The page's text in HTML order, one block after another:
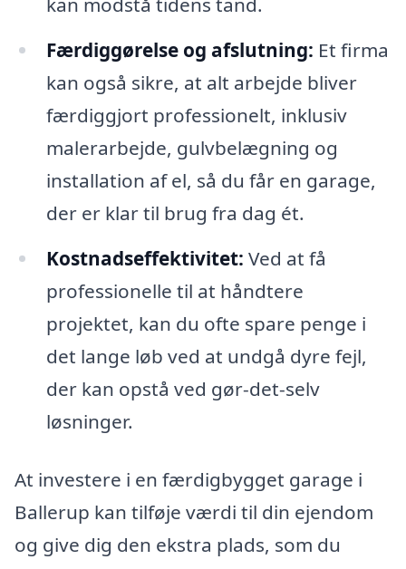
Færdiggørelse og afslutning: Et firma
kan også sikre, at alt arbejde bliver
færdiggjort professionelt, inklusiv
malerarbejde, gulvbelægning og
installation af el, så du får en garage,
der er klar til brug fra dag ét.
Kostnadseffektivitet: Ved at få
professionelle til at håndtere
projektet, kan du ofte spare penge i
det lange løb ved at undgå dyre fejl,
der kan opstå ved gør-det-selv
løsninger.
At investere i en færdigbygget garage i
Ballerup kan tilføje værdi til din ejendom
og give dig den ekstra plads, som du